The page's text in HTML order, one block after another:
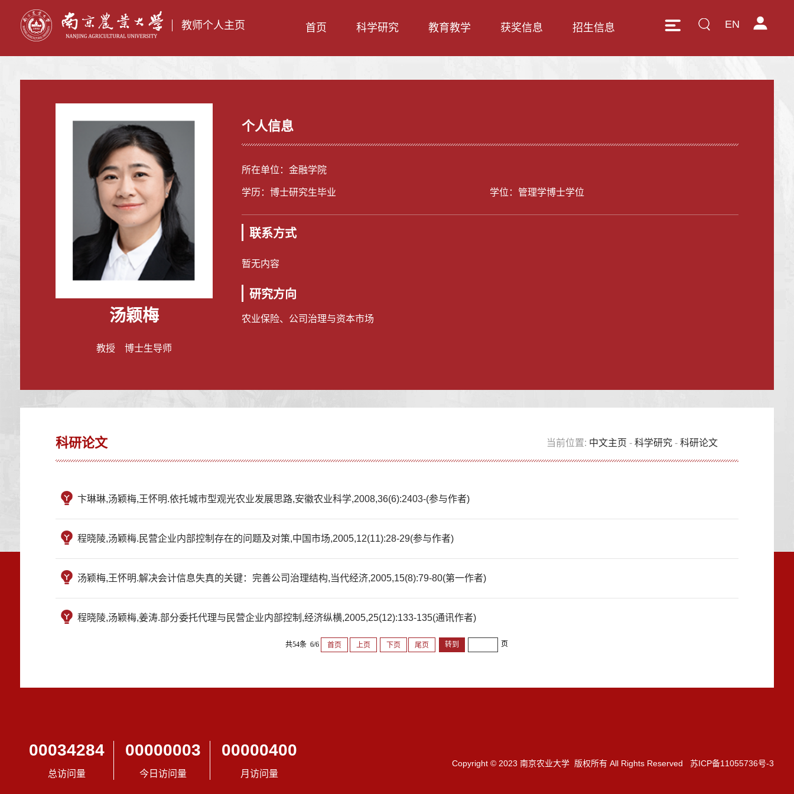
教师个人主页 EN
首页 科学研究 教育教学 获奖信息 招生信息
汤颖梅
教授 博士生导师
个人信息
所在单位：金融学院
学历：博士研究生毕业 学位：管理学博士学位
联系方式
暂无内容
研究方向
农业保险、公司治理与资本市场
科研论文 当前位置: 中文主页 -科学研究 -科研论文
卞琳琳,汤颖梅,王怀明.依托城市型观光农业发展思路,安徽农业科学,2008,36(6):2403-(参与作者)
程晓陵,汤颖梅.民营企业内部控制存在的问题及对策,中国市场,2005,12(11):28-29(参与作者)
汤颖梅,王怀明.解决会计信息失真的关键：完善公司治理结构,当代经济,2005,15(8):79-80(第一作者)
程晓陵,汤颖梅,姜涛.部分委托代理与民营企业内部控制,经济纵横,2005,25(12):133-135(通讯作者)
共54条 6/6 首页 上页 下页 尾页 页
00034284
总访问量
00000003
今日访问量
00000400
月访问量
Copyright © 2023 南京农业大学 版权所有 All Rights Reserved 苏ICP备11055736号-3